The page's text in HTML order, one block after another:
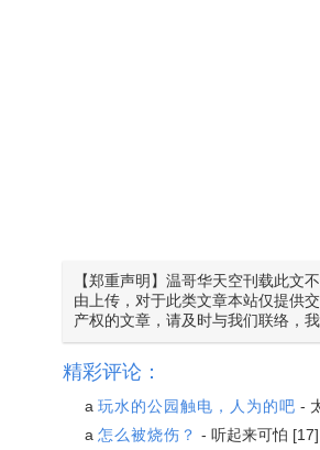
【郑重声明】温哥华天空刊载此文
由上传，对于此类文章本站仅提供
产权的文章，请及时与我们联络，
精彩评论：
a 玩水的公园触电，人为的吧 -
a 怎么被烧伤？ - 听起来可怕